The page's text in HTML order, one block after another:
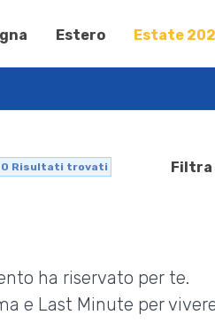
Estero Estate
0 Risultati trovati Filtra
ha riservato per te.
e Last Minute per